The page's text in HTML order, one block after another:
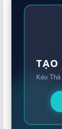
TẠO
Kéo Thả